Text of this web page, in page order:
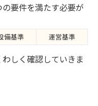
要件を満たす必要が
備基準 運営基準
しく確認していきま